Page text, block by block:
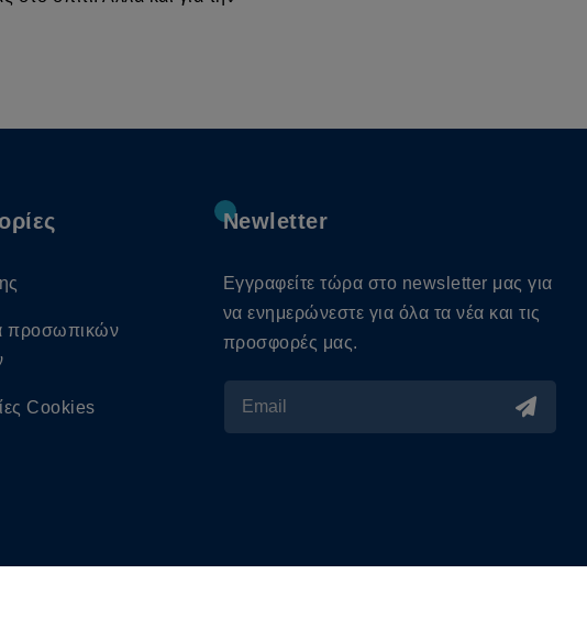
προσωπικών
Cookies
Newletter
Εγγραφείτε τώρα στο newsletter μας για
να ενημερώνεστε για όλα τα νέα και τις
προσφορές μας.